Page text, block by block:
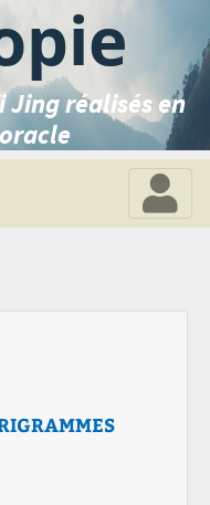
Jing réalisés en